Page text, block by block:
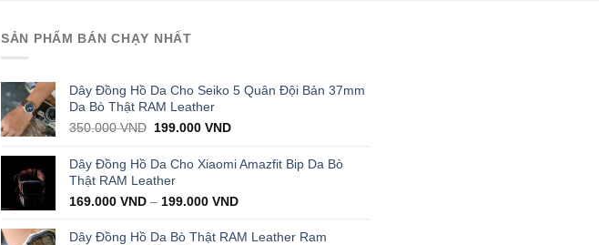
SẢN PHẨM BÁN CHẠY NHẤT
Dây Đồng Hồ Da Cho Seiko 5 Quân Đội Bản 37mm
Da Bò Thật RAM Leather
350.000VND Original
was:
350.000 VND.
199.000VNDCurrent
is:
199.000 VND.
Dây Đồng Hồ Da Cho Xiaomi Amazfit Bip Da Bò
Thật RAM Leather
169.000 VND – 199.000 VND
Dây Đồng Hồ Da Bò Thật RAM Leather Ram